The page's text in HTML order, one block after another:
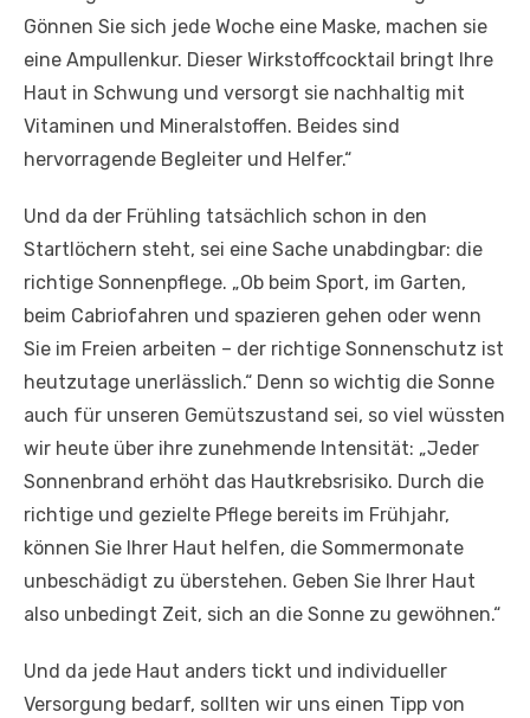
Gönnen Sie sich jede Woche eine Maske, machen sie
eine Ampullenkur. Dieser Wirkstoffcocktail bringt Ihre
Haut in Schwung und versorgt sie nachhaltig mit
Vitaminen und Mineralstoffen. Beides sind
hervorragende Begleiter und Helfer.“
Und da der Frühling tatsächlich schon in den
Startlöchern steht, sei eine Sache unabdingbar: die
richtige Sonnenpflege. „Ob beim Sport, im Garten,
beim Cabriofahren und spazieren gehen oder wenn
Sie im Freien arbeiten – der richtige Sonnenschutz ist
heutzutage unerlässlich.“ Denn so wichtig die Sonne
auch für unseren Gemütszustand sei, so viel wüssten
wir heute über ihre zunehmende Intensität: „Jeder
Sonnenbrand erhöht das Hautkrebsrisiko. Durch die
richtige und gezielte Pflege bereits im Frühjahr,
können Sie Ihrer Haut helfen, die Sommermonate
unbeschädigt zu überstehen. Geben Sie Ihrer Haut
also unbedingt Zeit, sich an die Sonne zu gewöhnen.“
Und da jede Haut anders tickt und individueller
Versorgung bedarf, sollten wir uns einen Tipp von